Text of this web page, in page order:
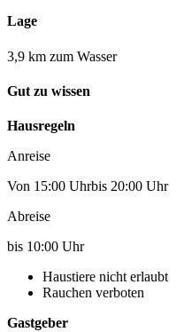
Lage
3,9 km zum Wasser
Gut zu wissen
Hausregeln
Anreise
Von 15:00 Uhrbis 20:00 Uhr
Abreise
bis 10:00 Uhr
Haustiere nicht erlaubt
Rauchen verboten
Gastgeber